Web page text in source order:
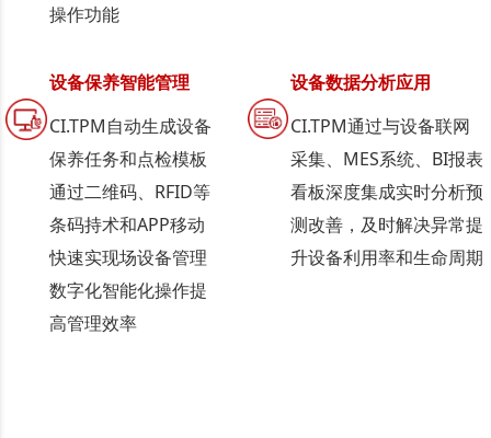
操作功能
设备保养智能管理
CI.TPM自动生成设备
保养任务和点检模板
通过二维码、RFID等
条码持术和APP移动
快速实现场设备管理
数字化智能化操作提
高管理效率
设备数据分析应用
CI.TPM通过与设备联网
采集、MES系统、BI报表
看板深度集成实时分析预
测改善，及时解决异常提
升设备利用率和生命周期